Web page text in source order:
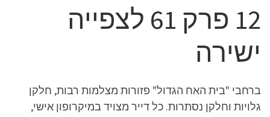
12 פרק 61 לצפייה
ישירה
ברחבי "בית האח הגדול" פזורות מצלמות רבות, חלקן
גלויות וחלקן נסתרות. כל דייר מצויד במיקרופון אישי,